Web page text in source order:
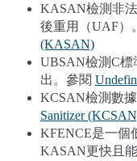
KASAN檢測非
後重用（UAF）
(KASAN)
UBSAN檢測C標
出。參閱
KCSAN檢測數
Sanitizer
KFENCE是一個
KASAN更快且